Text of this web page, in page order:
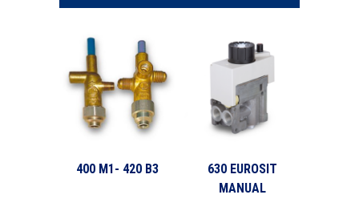
400 M1- 420 B3
630 EUROSIT
MANUAL